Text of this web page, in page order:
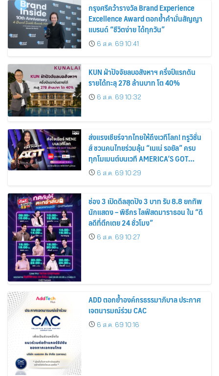
กรุงศรีคว้ารางวัล Brand Experience
Excellence Award ตอกย้ำคำมั่นสัญญา
แบรนด์ “ชีวิตง่าย ได้ทุกวัน”
6 ส.ค. 69 10:41
KUN ฝ่าปัจจัยลบอสังหาฯ ครึ่งปีแรกดัน
รายได้ทะลุ 278 ล้านบาท โต 40%
6 ส.ค. 69 10:32
ส่งแรงเชียร์จากไทยให้ถึงเวทีโลก! ทรูวิชั่น
ส์ ชวนคนไทยร่วมลุ้น “เนเน่ รอยัล” ครบ
ทุกโมเมนต์บนเวที AMERICA’S GOT
TALENT SEASON 21
6 ส.ค. 69 10:29
ช่อง 3 เปิดดีลสุดปัง 3 บาท รับ 8.8 ยกทัพ
นักแสดง – พิธีกร ไลฟ์สดมาราธอน ใน “ดี
ลดีที่ตึกเตย 24 ชั่วโมง”
6 ส.ค. 69 10:27
ADD ตอกย้ำองค์กรธรรมาภิบาล ประกาศ
เจตนารมณ์ร่วม CAC
6 ส.ค. 69 10:16